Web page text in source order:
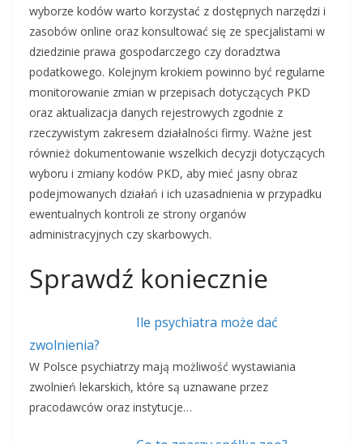
wyborze kodów warto korzystać z dostępnych narzędzi i
zasobów online oraz konsultować się ze specjalistami w
dziedzinie prawa gospodarczego czy doradztwa
podatkowego. Kolejnym krokiem powinno być regularne
monitorowanie zmian w przepisach dotyczących PKD
oraz aktualizacja danych rejestrowych zgodnie z
rzeczywistym zakresem działalności firmy. Ważne jest
również dokumentowanie wszelkich decyzji dotyczących
wyboru i zmiany kodów PKD, aby mieć jasny obraz
podejmowanych działań i ich uzasadnienia w przypadku
ewentualnych kontroli ze strony organów
administracyjnych czy skarbowych.
Sprawdź koniecznie
Ile psychiatra może dać
zwolnienia?
W Polsce psychiatrzy mają możliwość wystawiania
zwolnień lekarskich, które są uznawane przez
pracodawców oraz instytucje…